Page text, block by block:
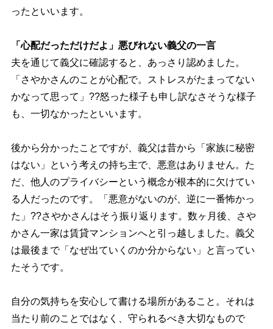
ったといいます。
「心配だっただけだよ」悪びれない義父の一言
夫を通じて義父に確認すると、あっさり認めました。
「さやかさんのことが心配で。ストレスがたまってない
かなって思って」??怒った様子も申し訳なさそうな様子
も、一切なかったといいます。
後から分かったことですが、義父は昔から「家族に秘密
はない」という考えの持ち主で、悪意はありません。た
だ、他人のプライバシーという概念が根本的に欠けてい
る人だったのです。「悪意がないのが、逆に一番怖かっ
た」??さやかさんはそう振り返ります。数ヶ月後、さ
かさん一家は賃貸マンションへと引っ越しました。義父
は最後まで「なぜ出ていくのか分からない」と言ってい
たそうです。
自分の気持ちを安心して書ける場所があること。それは
当たり前のことではなく、守られるべき大切なもので